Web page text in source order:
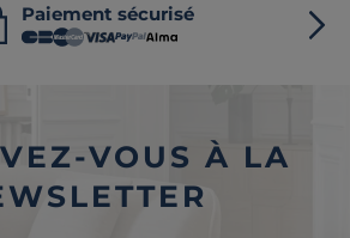
Paiement sécurisé
VOUS À LA